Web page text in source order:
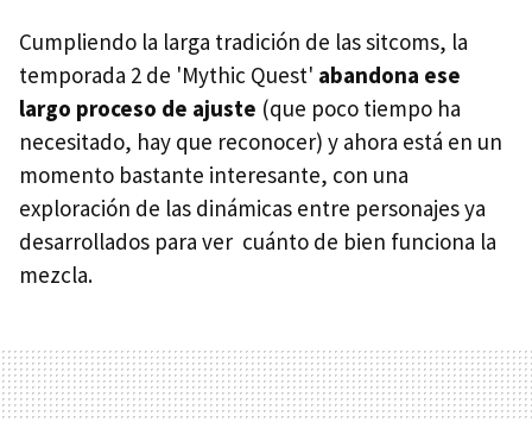
Cumpliendo la larga tradición de las sitcoms, la
temporada 2 de 'Mythic Quest' abandona ese
largo proceso de ajuste (que poco tiempo ha
necesitado, hay que reconocer) y ahora está en un
momento bastante interesante, con una
exploración de las dinámicas entre personajes ya
desarrollados para ver cuánto de bien funciona la
mezcla.